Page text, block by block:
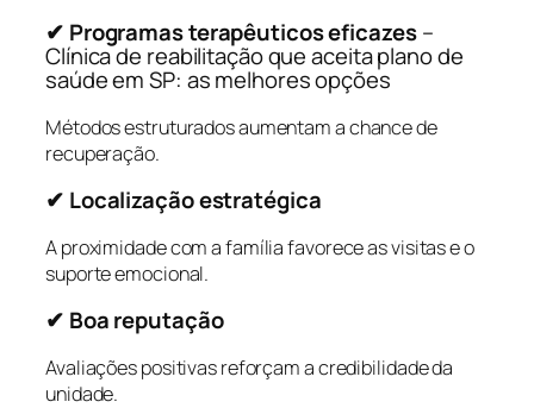
✔ Programas terapêuticos eficazes–
Clínica de reabilitação que aceita plano de
saúde em SP: as melhores opções
Métodos estruturados aumentam a chance de
recuperação.
✔ Localização estratégica
A proximidade com a família favorece as visitas e o
suporte emocional.
✔ Boa reputação
Avaliações positivas reforçam a credibilidade da
unidade.